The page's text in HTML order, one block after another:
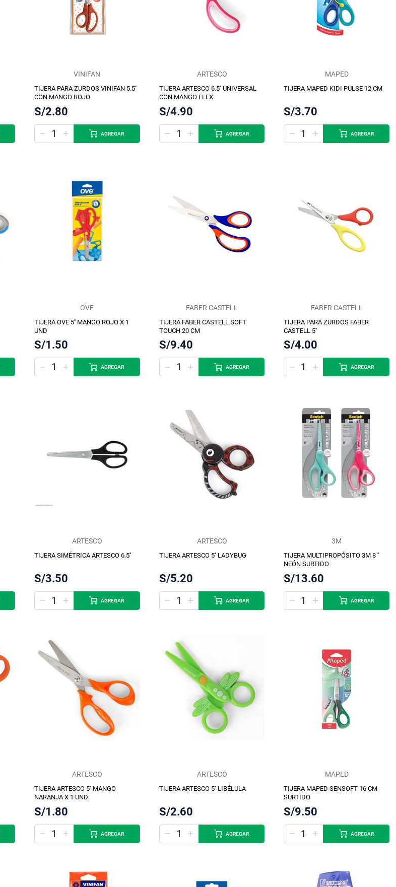
VINIFAN
TIJERA PARA ZURDOS VINIFAN 5.5''
CON MANGO ROJO
S/2.80
AGREGAR
ARTESCO
TIJERA ARTESCO 6.5'' UNIVERSAL
CON MANGO FLEX
S/4.90
AGREGAR
MAPED
TIJERA MAPED KIDI PULSE 12 CM
S/3.70
AGREGAR
OVE
TIJERA OVE 5'' MANGO ROJO X 1
UND
S/1.50
AGREGAR
FABER CASTELL
TIJERA FABER CASTELL SOFT
TOUCH 20 CM
S/9.40
AGREGAR
FABER CASTELL
TIJERA PARA ZURDOS FABER
CASTELL 5''
S/4.00
AGREGAR
ARTESCO
TIJERA SIMÉTRICA ARTESCO 6.5''
S/3.50
AGREGAR
ARTESCO
TIJERA ARTESCO 5'' LADYBUG
S/5.20
AGREGAR
3M
TIJERA MULTIPROPÓSITO 3M 8 ''
NEÓN SURTIDO
S/13.60
AGREGAR
ARTESCO
TIJERA ARTESCO 5'' MANGO
NARANJA X 1 UND
S/1.80
AGREGAR
ARTESCO
TIJERA ARTESCO 5'' LIBÉLULA
S/2.60
AGREGAR
MAPED
TIJERA MAPED SENSOFT 16 CM
SURTIDO
S/9.50
AGREGAR